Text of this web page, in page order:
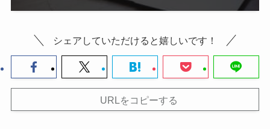
シェアしていただけると嬉しいです！
URLをコピーする